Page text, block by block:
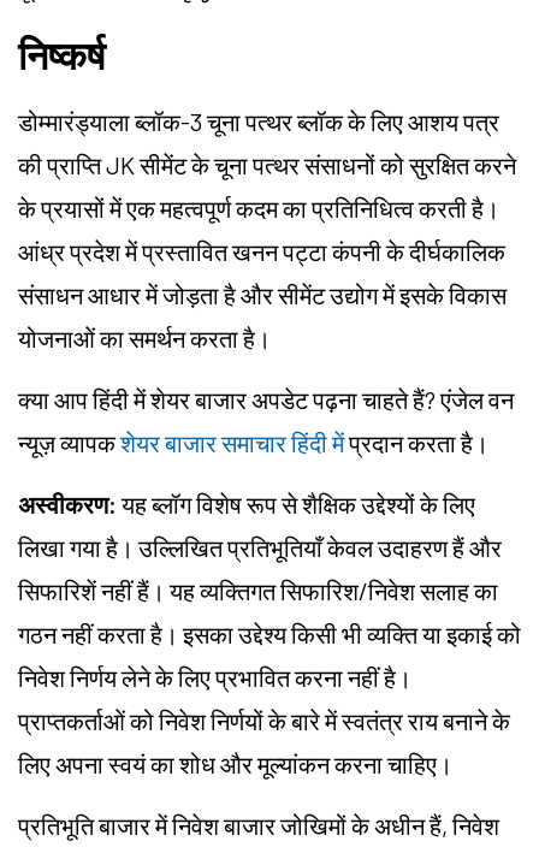
निष्कर्ष
डोम्मारंड्याला ब्लॉक-3 चूना पत्थर ब्लॉक के लिए आशय पत्र
की प्राप्ति JK सीमेंट के चूना पत्थर संसाधनों को सुरक्षित करने
के प्रयासों में एक महत्वपूर्ण कदम का प्रतिनिधित्व करती है।
आंध्र प्रदेश में प्रस्तावित खनन पट्टा कंपनी के दीर्घकालिक
संसाधन आधार में जोड़ता है और सीमेंट उद्योग में इसके विकास
योजनाओं का समर्थन करता है।
क्या आप हिंदी में शेयर बाजार अपडेट पढ़ना चाहते हैं? एंजेल वन
न्यूज़ व्यापकशेयर बाजार समाचार हिंदी मेंप्रदान करता है।
अस्वीकरण:यह ब्लॉग विशेष रूप से शैक्षिक उद्देश्यों के लिए
लिखा गया है। उल्लिखित प्रतिभूतियाँ केवल उदाहरण हैं और
सिफारिशें नहीं हैं। यह व्यक्तिगत सिफारिश/निवेश सलाह का
गठन नहीं करता है। इसका उद्देश्य किसी भी व्यक्ति या इकाई को
निवेश निर्णय लेने के लिए प्रभावित करना नहीं है।
प्राप्तकर्ताओं को निवेश निर्णयों के बारे में स्वतंत्र राय बनाने के
लिए अपना स्वयं का शोध और मूल्यांकन करना चाहिए।
प्रतिभूति बाजार में निवेश बाजार जोखिमों के अधीन हैं, निवेश